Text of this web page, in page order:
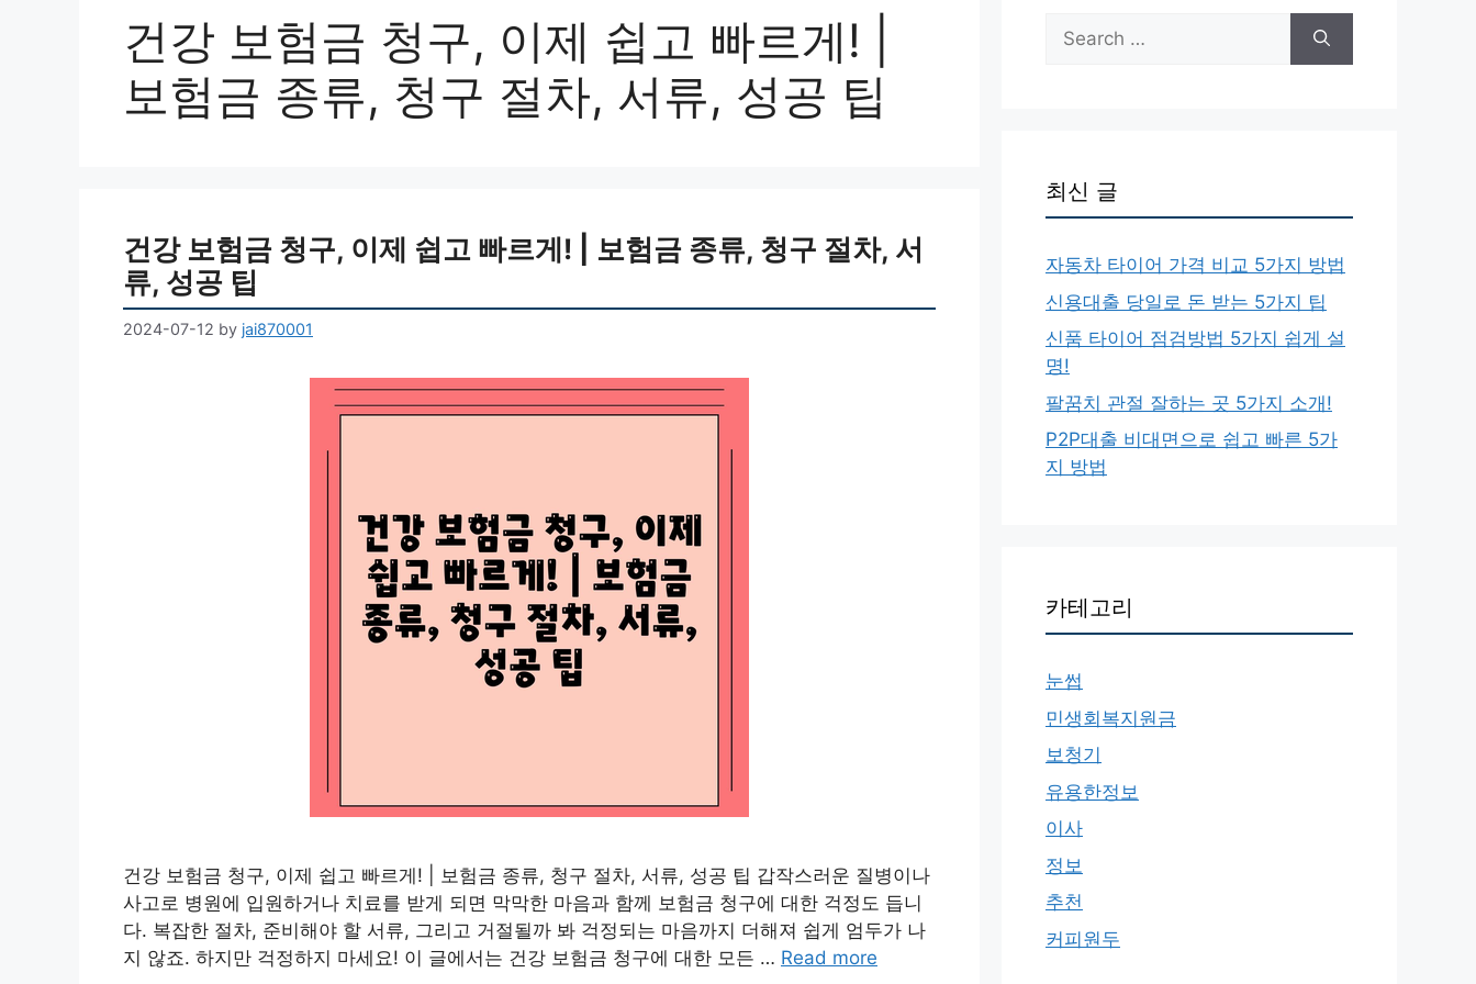
건강 보험금 청구, 이제 쉽고 빠르게! |
보험금 종류, 청구 절차, 서류, 성공 팁
건강 보험금 청구, 이제 쉽고 빠르게! | 보험금 종류, 청구 절차, 서
류, 성공 팁
2024-07-12 by jai870001
건강 보험금 청구, 이제 쉽고 빠르게! | 보험금 종류, 청구 절차, 서류, 성공 팁 갑작스러운 질병이나
사고로 병원에 입원하거나 치료를 받게 되면 막막한 마음과 함께 보험금 청구에 대한 걱정도 듭니
다. 복잡한 절차, 준비해야 할 서류, 그리고 거절될까 봐 걱정되는 마음까지 더해져 쉽게 엄두가 나
지 않죠. 하지만 걱정하지 마세요! 이 글에서는 건강 보험금 청구에 대한 모든 … Read more
Search
for:
최신 글
자동차 타이어 가격 비교 5가지 방법
신용대출 당일로 돈 받는 5가지 팁
신품 타이어 점검방법 5가지 쉽게 설
명!
팔꿈치 관절 잘하는 곳 5가지 소개!
P2P대출 비대면으로 쉽고 빠른 5가
지 방법
카테고리
눈썹
민생회복지원금
보청기
유용한정보
이사
정보
추천
커피원두